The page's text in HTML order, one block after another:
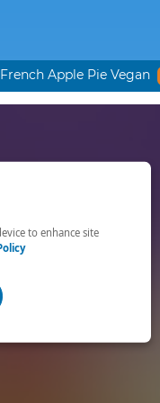
French Apple Pie Vegan